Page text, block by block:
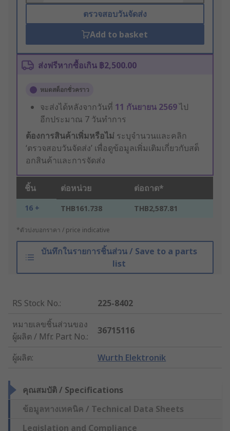
ตรวจสอบวันจัดส่ง
Add to basket
ส่งฟรีหากซื้อเกิน ฿2,500.00
หมดสต็อกชั่วคราว
จะส่งได้หลังจากวันที่ 11 กันยายน 2569ไป
อีกประมาณ 7 วันทำการ
ต้องการสินค้าเพิ่มหรือไม่ ระบุจำนวนและคลิก
‘ตรวจสอบวันจัดส่ง’ เพื่อดูข้อมูลเพิ่มเติมเกี่ยวกับสต็
อกสินค้าและการจัดส่ง
ชิ้น ต่อหน่วย ต่อถาด*
16 + THB161.738 THB2,587.81
*ตัวบ่งบอกราคา / price indicative
บันทึกในรายการชิ้นส่วน / Save to a parts
list
RS Stock No.:
225-8402
หมายเลขชิ้นส่วนของ
ผู้ผลิต / Mfr. Part No.:
36715116
ผู้ผลิต: Wurth Elektronik
คุณสมบัติ / Specifications
ข้อมูลทางเทคนิค / Technical Data Sheets
Legislation and Compliance